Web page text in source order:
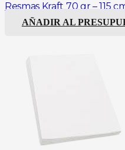
Resmas Kraft 70 gr – 115
AÑADIR AL